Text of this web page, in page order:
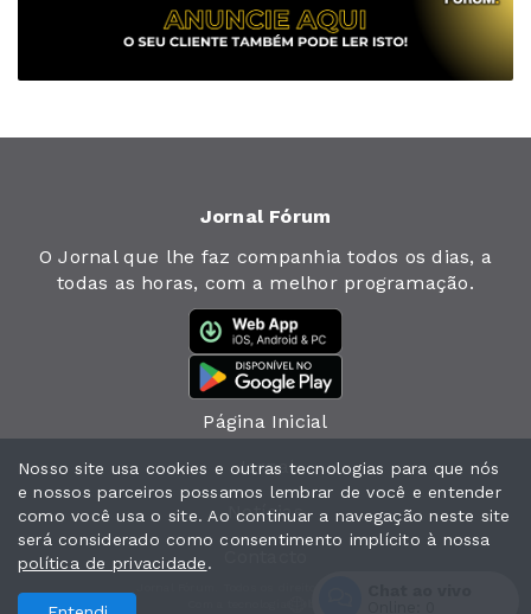
Jornal Fórum
O Jornal que lhe faz companhia todos os dias, a
todas as horas, com a melhor programação.
Página Inicial
Jornal
Notícias
Nosso site usa cookies e outras tecnologias para que nós
e nossos parceiros possamos lembrar de você e entender
como você usa o site. Ao continuar a navegação neste site
será considerado como consentimento implícito à nossa
política de privacidade.